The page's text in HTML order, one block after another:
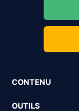
CONTENU
OUTILS